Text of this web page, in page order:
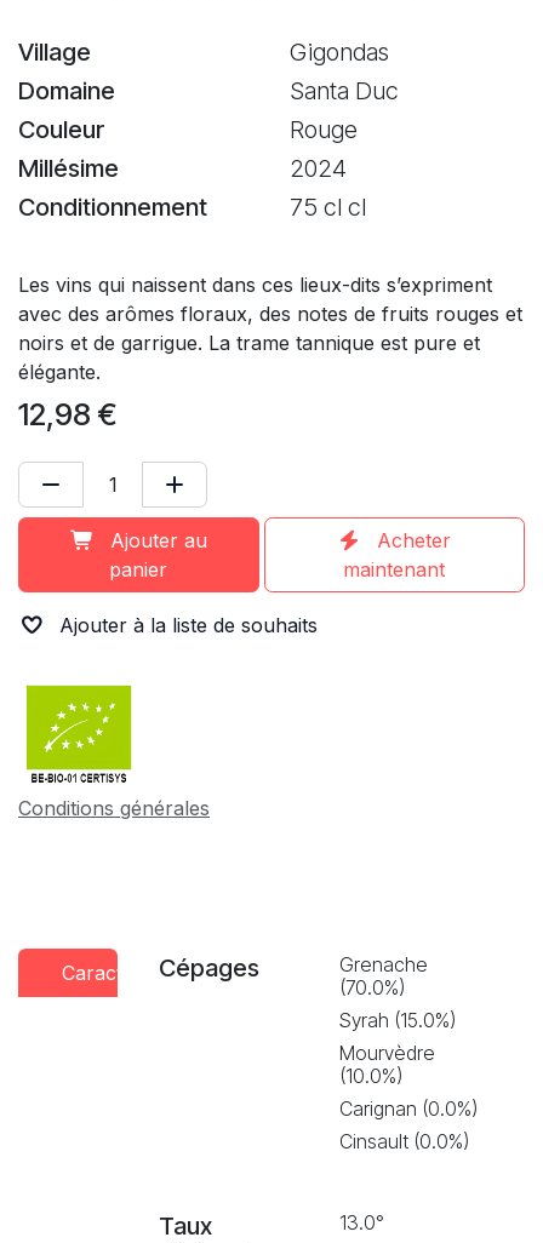
Village
Gigondas
Domaine
Santa Duc
Couleur
Rouge
Millésime
2024
Conditionnement
75 cl cl
Les vins qui naissent dans ces lieux-dits s’expriment
avec des arômes floraux, des notes de fruits rouges et
noirs et de garrigue. La trame tannique est pure et
élégante.
12,98 €
Ajouter au
panier
Acheter
maintenant
Ajouter à la liste de souhaits
Conditions générales
Caractéristiques
Conseils
dégustation
Cépages
Grenache
(70.0%)
Syrah (15.0%)
Mourvèdre
(10.0%)
Carignan (0.0%)
Cinsault (0.0%)
Taux
13.0°